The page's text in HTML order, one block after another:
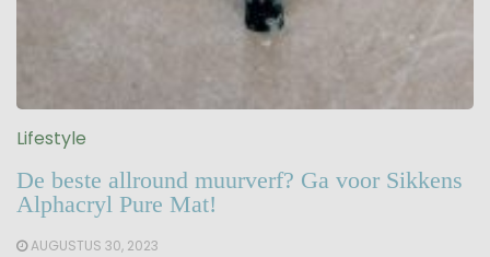
Lifestyle
De beste allround muurverf? Ga voor Sikkens
Alphacryl Pure Mat!
AUGUSTUS 30, 2023